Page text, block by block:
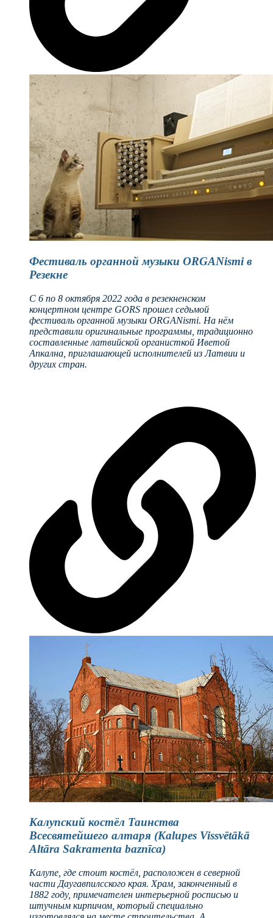
Фестиваль органной музыки ORGANismi в
Резекне
С 6 по 8 октября 2022 года в резекненском
концертном центре GORS прошел седьмой
фестиваль органной музыки ORGANismi. На нём
представили оригинальные программы, традиционно
составленные латвийской органисткой Иветой
Апкална, приглашающей исполнителей из Латвии и
других стран.
Калупский костёл Таинства
Всесвятейшего алтаря (Kalupes Vissvētākā
Altāra Sakramenta baznīca)
Калупе, где стоит костёл, расположен в северной
части Даугавпилсского края. Храм, законченный в
1882 году, примечателен интерьерной росписью и
штучным кирпичом, который специально